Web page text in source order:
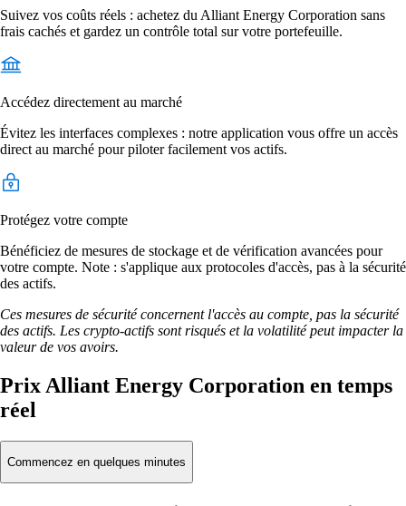
Suivez vos coûts réels : achetez du Alliant Energy Corporation sans
frais cachés et gardez un contrôle total sur votre portefeuille.
Accédez directement au marché
Évitez les interfaces complexes : notre application vous offre un accès
direct au marché pour piloter facilement vos actifs.
Protégez votre compte
Bénéficiez de mesures de stockage et de vérification avancées pour
votre compte. Note : s'applique aux protocoles d'accès, pas à la sécurité
des actifs.
Ces mesures de sécurité concernent l'accès au compte, pas la sécurité
des actifs. Les crypto-actifs sont risqués et la volatilité peut impacter la
valeur de vos avoirs.
Prix Alliant Energy Corporation en temps
réel
Commencez en quelques minutes